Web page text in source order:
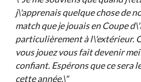
j\'apprenais quelque chose de
match que je jouais en Coupe
particulièrement à l\'extérieur.
vous jouez vous fait devenir
confiant. Espérons que ce sera
cette année.\"